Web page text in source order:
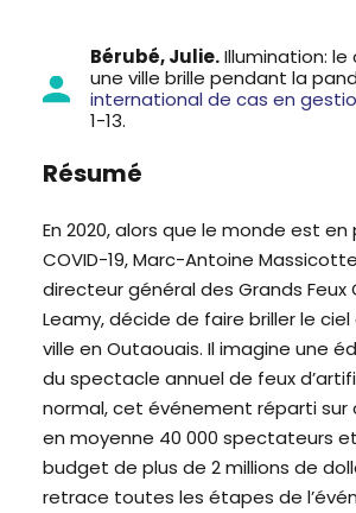
Bérubé, Julie.Illumination:
une ville brille pendant la
international de cas en
1-13.
Résumé
En 2020, alors que le monde est en
COVID-19, Marc-Antoine
directeur général des Grands Feux
Leamy, décide de faire briller le
ville en Outaouais. Il imagine une
du spectacle annuel de feux
normal, cet événement réparti sur
en moyenne 40 000 spectateurs
budget de plus de 2 millions de
retrace toutes les étapes de